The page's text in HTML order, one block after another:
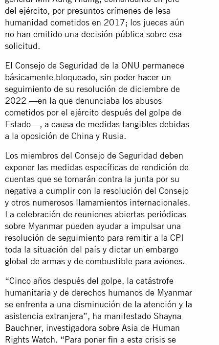
del ejército, por presuntos crímenes de lesa
humanidad cometidos en 2017; los jueces aún
no han emitido una decisión pública sobre esa
solicitud.
El Consejo de Seguridad de la ONU permanece
básicamente bloqueado, sin poder hacer un
seguimiento de su resolución de diciembre de
2022 —en la que denunciaba los abusos
cometidos por el ejército después del golpe de
Estado—, a causa de medidas tangibles debidas
a la oposición de China y Rusia.
Los miembros del Consejo de Seguridad deben
exponer las medidas específicas de rendición de
cuentas que se tomarán contra la junta por su
negativa a cumplir con la resolución del Consejo
y otros numerosos llamamientos internacionales.
La celebración de reuniones abiertas periódicas
sobre Myanmar pueden ayudar a impulsar una
resolución de seguimiento para remitir a la CPI
toda la situación del país y dictar un embargo
global de armas y de combustible para aviones.
“Cinco años después del golpe, la catástrofe
humanitaria y de derechos humanos de Myanmar
se enfrenta a una disminución de la atención y la
asistencia extranjera”, ha manifestado Shayna
Bauchner, investigadora sobre Asia de Human
Rights Watch. “Para poner fin a esta crisis se